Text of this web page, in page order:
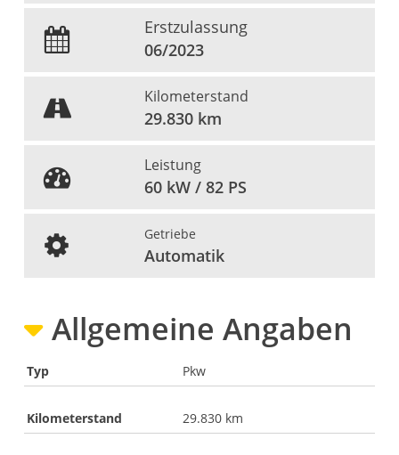
Erstzulassung
06/2023
Kilometerstand
29.830 km
Leistung
60 kW / 82 PS
Getriebe
Automatik
Allgemeine Angaben
Typ Pkw
Kilometerstand 29.830 km